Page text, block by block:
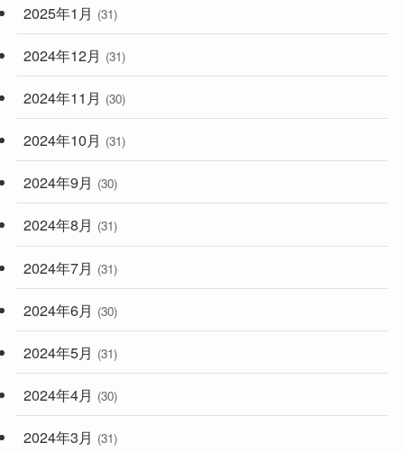
2025年1月 (31)
2024年12月 (31)
2024年11月 (30)
2024年10月 (31)
2024年9月 (30)
2024年8月 (31)
2024年7月 (31)
2024年6月 (30)
2024年5月 (31)
2024年4月 (30)
2024年3月 (31)